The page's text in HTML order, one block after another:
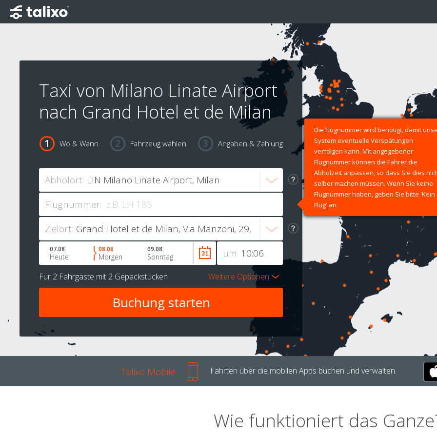
Taxi von Milano Linate Airport
nach Grand Hotel et de Milan
Wo & Wann Fahrzeug wählen Angaben & Zahlung
Abholort:
Flugnummer:
Die Flugnummer wird benötigt, damit
System eventuelle Verspätungen
verfolgen kann. Mit angegebener
Flugnummer können die Fahrer die
Abholzeit anpassen, so dass Sie dies
selber machen müssen. Wenn Sie keine
Flugnummer haben, geben Sie bitte 'Kein
Flug' an.
Zielort:
um
07.08
Heute
08.08
Morgen
09.08
Sonntag
Für 2 Fahrgäste mit 2 Gepäckstücken Weitere Optionen
Talixo Mobile Fahrten über die mobilen Apps buchen und verwalten.
Wie funktioniert das